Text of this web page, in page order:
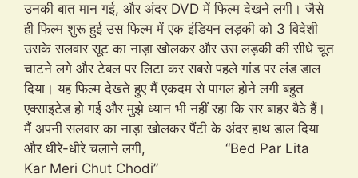
उनकी बात मान गई, और अंदर DVD में फिल्म देखने लगी। जैसे
ही फिल्म शुरू हुई उस फिल्म में एक इंडियन लड़की को 3 विदेशी
उसके सलवार सूट का नाड़ा खोलकर और उस लड़की की सीधे चूत
चाटने लगे और टेबल पर लिटा कर सबसे पहले गांड पर लंड डाल
दिया। यह फिल्म देखते हुए मैं एकदम से पागल होने लगी बहुत
एक्साइटेड हो गई और मुझे ध्यान भी नहीं रहा कि सर बाहर बैठे हैं।
मैं अपनी सलवार का नाड़ा खोलकर पैंटी के अंदर हाथ डाल दिया
और धीरे-धीरे चलाने लगी, “Bed Par Lita
Kar Meri Chut Chodi”